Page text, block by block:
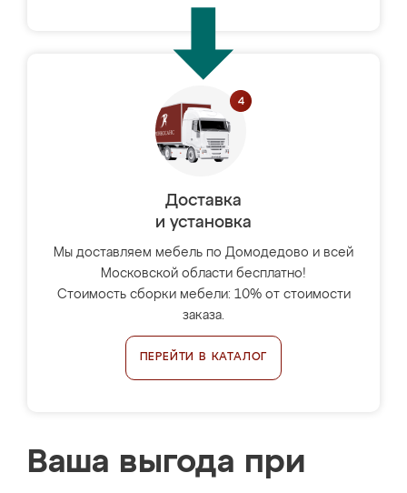
Доставка
и установка
Мы доставляем мебель по Домодедово и всей
Московской области бесплатно!
Стоимость сборки мебели: 10% от стоимости
заказа.
ПЕРЕЙТИ В КАТАЛОГ
Ваша выгода при